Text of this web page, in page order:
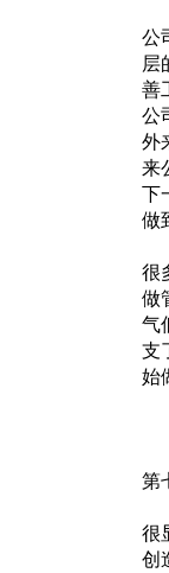
公
层
善
公
外
来
下
做
很
做
气
支
始
第
很
创